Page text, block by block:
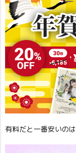
有料だと一番安いのは